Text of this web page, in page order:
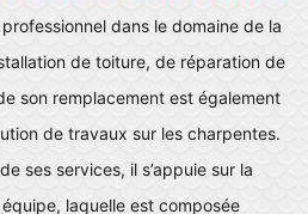
dans le domaine de la
de toiture, de réparation de
son remplacement est également
de travaux sur les charpentes.
ses services, il s’appuie sur la
laquelle est composée